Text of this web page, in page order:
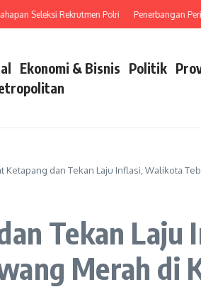
Rekrutmen Polri Penerbangan Perintis
Ekonomi & Bisnis Politik
Ketapang dan Tekan Laju Inflasi, Walikota
Tekan
Merah di